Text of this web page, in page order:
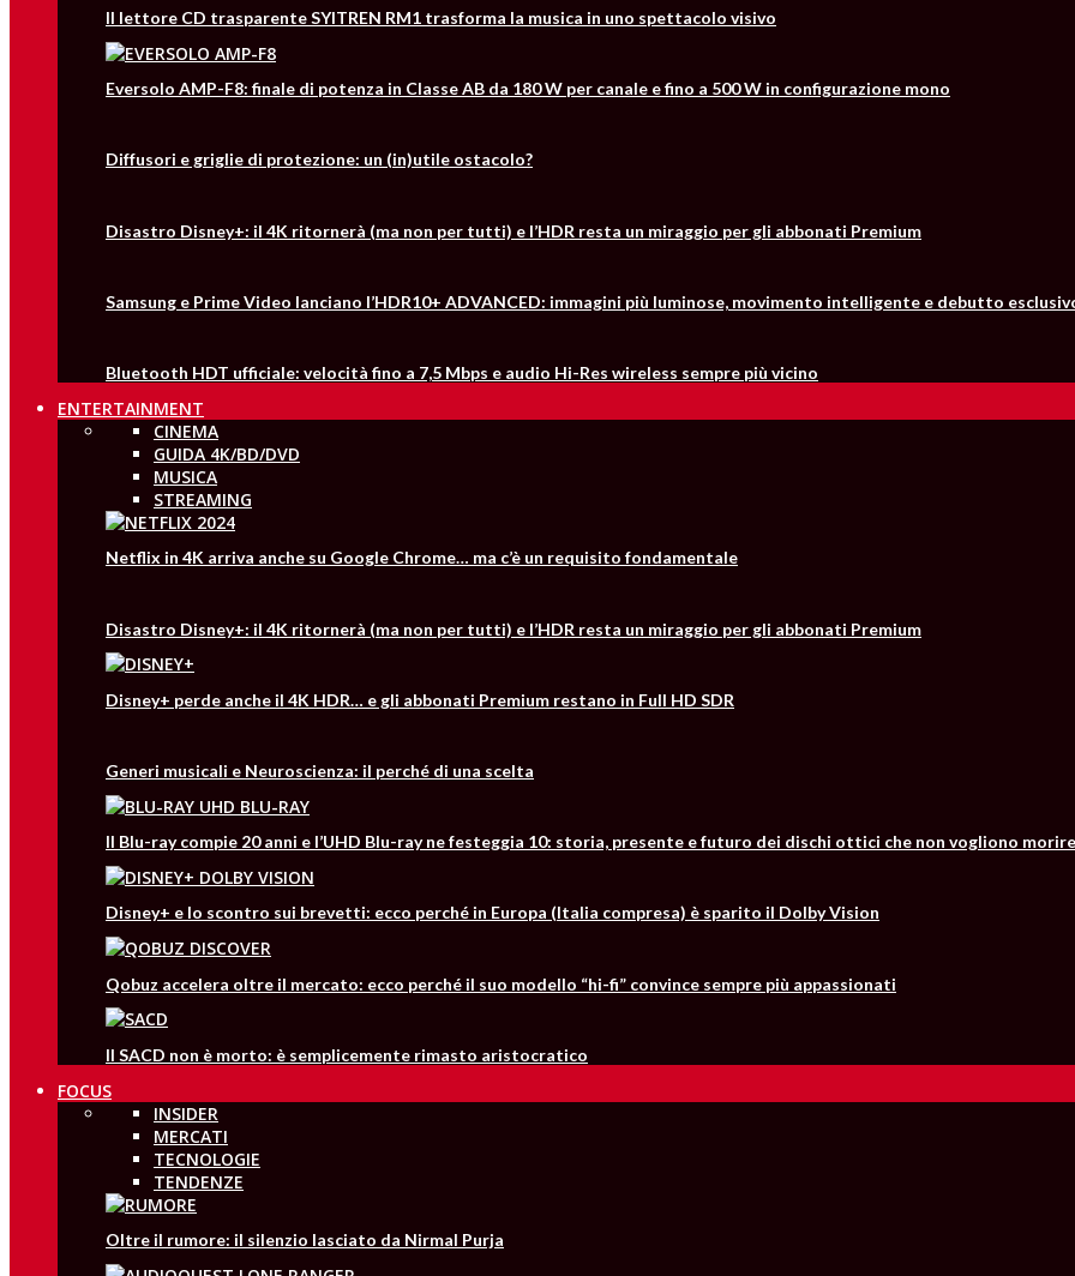
Il lettore CD trasparente SYITREN RM1 trasforma la musica in uno spettacolo visivo
Eversolo AMP-F8: finale di potenza in Classe AB da 180 W per canale e fino a 500 W in configurazione mono
Diffusori e griglie di protezione: un (in)utile ostacolo?
Disastro Disney+: il 4K ritornerà (ma non per tutti) e l’HDR resta un miraggio per gli abbonati Premium
Samsung e Prime Video lanciano l’HDR10+ ADVANCED: immagini più luminose, movimento intelligente e debutto
Bluetooth HDT ufficiale: velocità fino a 7,5 Mbps e audio Hi-Res wireless sempre più vicino
ENTERTAINMENT
CINEMA
GUIDA 4K/BD/DVD
MUSICA
STREAMING
Netflix in 4K arriva anche su Google Chrome… ma c’è un requisito fondamentale
Disastro Disney+: il 4K ritornerà (ma non per tutti) e l’HDR resta un miraggio per gli abbonati Premium
Disney+ perde anche il 4K HDR… e gli abbonati Premium restano in Full HD SDR
Generi musicali e Neuroscienza: il perché di una scelta
Il Blu-ray compie 20 anni e l’UHD Blu-ray ne festeggia 10: storia, presente e futuro dei dischi ottici che non vogliono morire
Disney+ e lo scontro sui brevetti: ecco perché in Europa (Italia compresa) è sparito il Dolby Vision
Qobuz accelera oltre il mercato: ecco perché il suo modello “hi-fi” convince sempre più appassionati
Il SACD non è morto: è semplicemente rimasto aristocratico
FOCUS
INSIDER
MERCATI
TECNOLOGIE
TENDENZE
Oltre il rumore: il silenzio lasciato da Nirmal Purja